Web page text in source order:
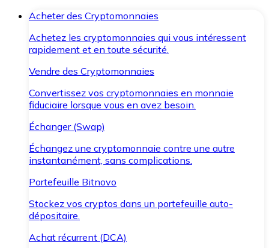
Acheter des Cryptomonnaies
Achetez les cryptomonnaies qui vous intéressent
rapidement et en toute sécurité.
Vendre des Cryptomonnaies
Convertissez vos cryptomonnaies en monnaie
fiduciaire lorsque vous en avez besoin.
Échanger (Swap)
Échangez une cryptomonnaie contre une autre
instantanément, sans complications.
Portefeuille Bitnovo
Stockez vos cryptos dans un portefeuille auto-
dépositaire.
Achat récurrent (DCA)